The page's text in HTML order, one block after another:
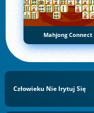
Mahjong Connect
Człowieku Nie Irytuj Się